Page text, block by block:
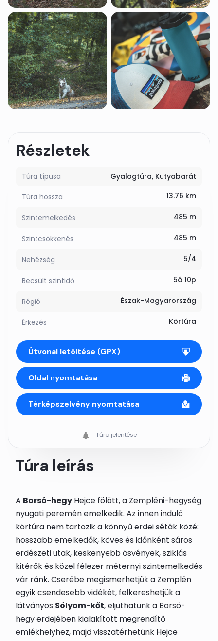
Részletek
Túra típusa Gyalogtúra Kutyabarát
Túra hossza 13.76 km
Szintemelkedés 485 m
Szintcsökkenés 485 m
Nehézség 5/4
Becsült szintidő 5ó 10p
Régió Észak-Magyarország
Érkezés Körtúra
Útvonal letöltése (GPX)
Oldal nyomtatása
Térképszelvény nyomtatása
Túra jelentése
Túra leírás
A Borsó-hegy Hejce fölött, a Zempléni-hegység
nyugati peremén emelkedik. Az innen induló
körtúra nem tartozik a könnyű erdei séták közé:
hosszabb emelkedők, köves és időnként sáros
erdészeti utak, keskenyebb ösvények, sziklás
kitérők és közel félezer méternyi szintemelkedés
vár ránk. Cserébe megismerhetjük a Zemplén
egyik csendesebb vidékét, felkereshetjük a
látványos Sólyom-kőt, eljuthatunk a Borsó-
hegy erdejében kialakított megrendítő
emlékhelyhez, majd visszatérhetünk Hejce